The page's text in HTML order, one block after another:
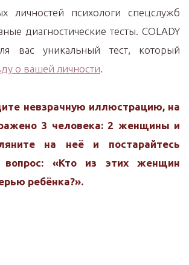
личностей психологи спецслужб
диагностические тесты. COLADY
вас уникальный тест, который
о вашей личности.
невзрачную иллюстрацию, на
3 человека: 2 женщины и
на неё и постарайтесь
вопрос: «Кто из этих женщин
ребёнка?».